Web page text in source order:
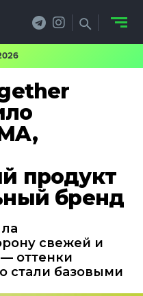
продукт
бренд
свежей и
оттенки
стали базовыми
И